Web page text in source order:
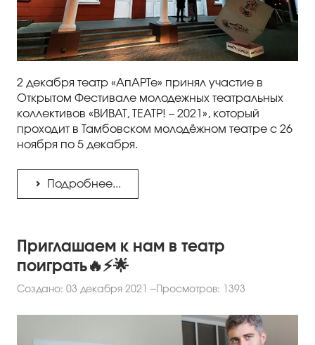
2 декабря театр «АпАРТе» принял участие в
Открытом Фестивале молодежных театральных
коллективов «ВИВАТ, ТЕАТР! – 2021», который
проходит в Тамбовском молодёжном театре с 26
ноября по 5 декабря.
Подробнее...
Приглашаем к нам в театр
поиграть🔥⚡️🌟
Создано: 03 декабря 2021 Просмотров: 1393